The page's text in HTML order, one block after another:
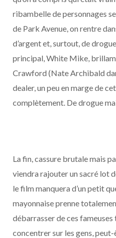
ribambelle de personnages
de Park Avenue, on rentre
d’argent et, surtout, de
principal, White Mike,
Crawford (Nate Archibald
dealer, un peu en marge de
complètement. De drogue
La fin, cassure brutale mais
viendra rajouter un sacré lot
le film manquera d’un petit
mayonnaise prenne
débarrasser de ces
concentrer sur les gens,